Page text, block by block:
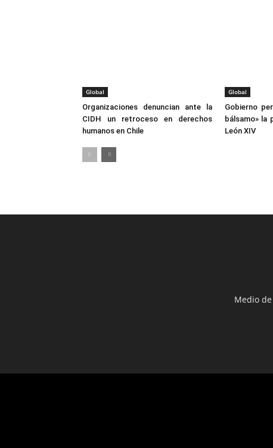
Global
Organizaciones denuncian ante la
CIDH un retroceso en derechos
humanos en Chile
Global
Gobierno
bálsamo» la
León XIV
Medio